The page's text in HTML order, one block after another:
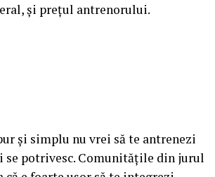
și prețul antrenorului.
și simplu nu vrei să te antrenezi
se potrivesc. Comunitățile din jurul